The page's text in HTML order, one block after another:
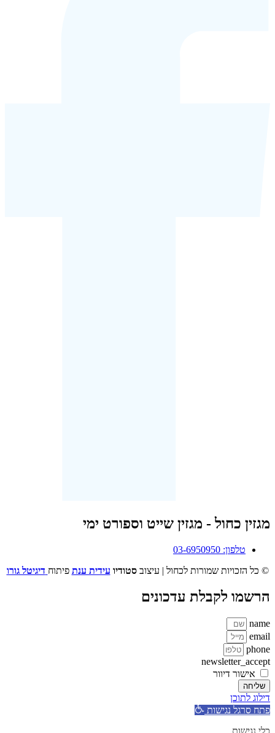
מגזין כחול - מגזין שייט וספורט ימי
טלפון: 03-6950950
© כל הזכויות שמורות לכחול | עיצובסטודיו עידית ענת פיתוח דיגיטל גורו
הרשמו לקבלת עדכונים
name
email
phone
newsletter_accept
אישור דיוור
שליחה
דילוג לתוכן
פתח סרגל נגישות
כלי נגישות